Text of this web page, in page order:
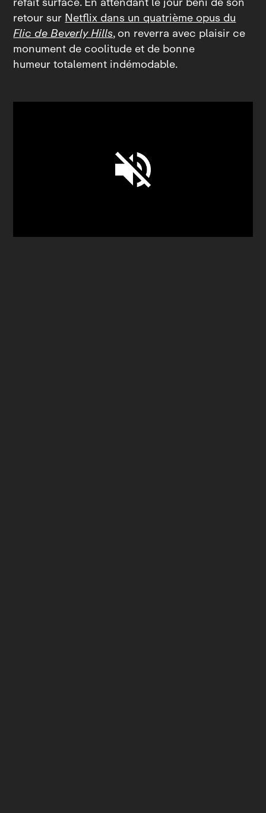
retour surNetflix dans un quatrième opus du
Flic de Beverly Hills, on reverra avec plaisir ce
monument de coolitude et de bonne
humeur totalement indémodable.